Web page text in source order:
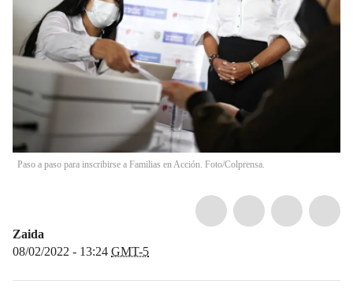
Paso a paso para inscribirse a Familias en Acción. Foto/Colprensa.
Zaida
08/02/2022 - 13:24 GMT-5